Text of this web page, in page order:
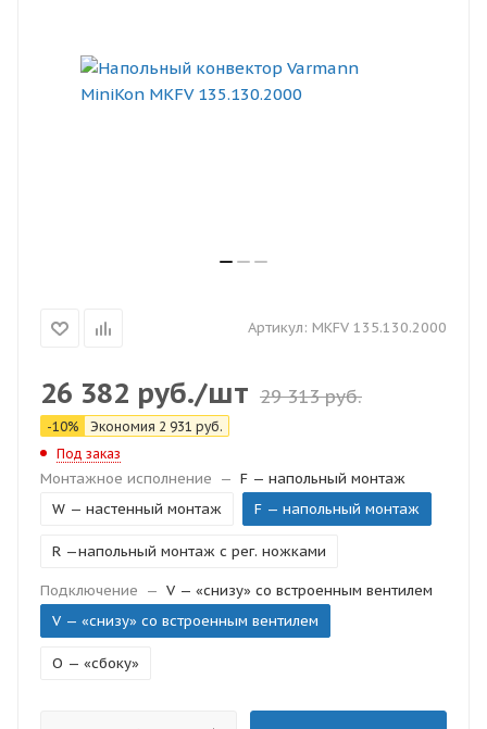
Артикул: MKFV 135.130.2000
26 382 руб./шт 29 313руб.
-10% Экономия 2 931 руб.
Под заказ
Монтажное исполнение — F — напольный монтаж
W — настенный монтаж
F — напольный монтаж
R —напольный монтаж с рег. ножками
Подключение — V — «снизу» со встроенным вентилем
V — «снизу» со встроенным вентилем
O — «сбоку»